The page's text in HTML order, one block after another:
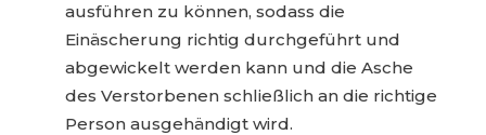
ausführen zu können, sodass die
Einäscherung richtig durchgeführt und
abgewickelt werden kann und die Asche
des Verstorbenen schließlich an die richtige
Person ausgehändigt wird.